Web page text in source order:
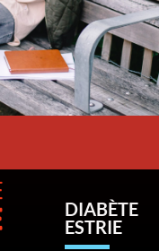
DIABÈTE
ESTRIE